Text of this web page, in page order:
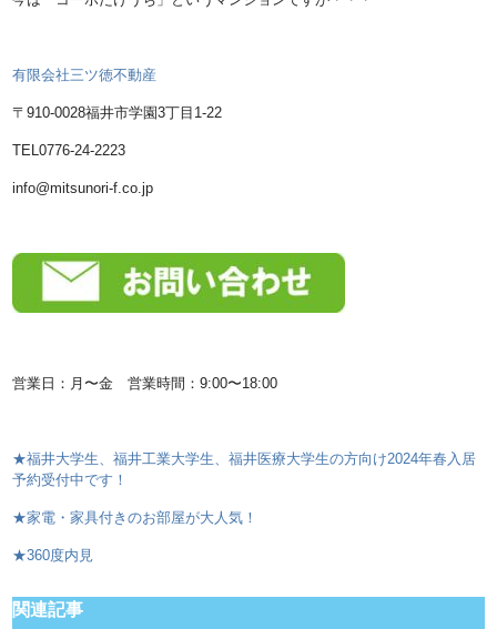
有限会社三ツ徳不動産
〒910-0028福井市学園3丁目1-22
TEL0776-24-2223
info@mitsunori-f.co.jp
営業日：月〜金 営業時間：9:00〜18:00
★福井大学生、福井工業大学生、福井医療大学生の方向け2024年春入居
予約受付中です！
★家電・家具付きのお部屋が大人気！
★360度内見
関連記事